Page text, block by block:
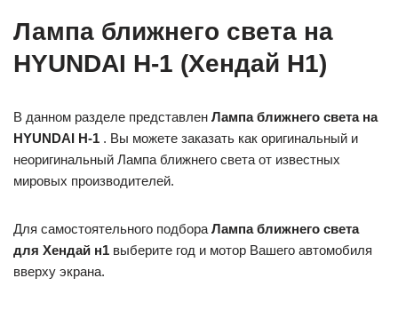
Лампа ближнего света на
HYUNDAI H-1 (Хендай Н1)
В данном разделе представлен Лампа ближнего света на
HYUNDAI H-1 . Вы можете заказать как оригинальный и
неоригинальный Лампа ближнего света от известных
мировых производителей.
Для самостоятельного подбора Лампа ближнего света
для Хендай н1 выберите год и мотор Вашего автомобиля
вверху экрана.